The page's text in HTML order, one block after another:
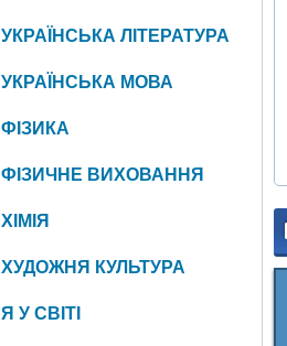
УКРАЇНСЬКА ЛІТЕРАТУРА
УКРАЇНСЬКА МОВА
ФІЗИКА
ФІЗИЧНЕ ВИХОВАННЯ
ХІМІЯ
ХУДОЖНЯ КУЛЬТУРА
Я У СВІТІ